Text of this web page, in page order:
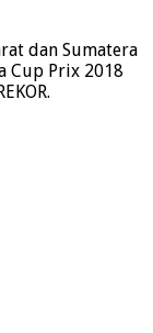
dan Sumatera
Cup Prix 2018